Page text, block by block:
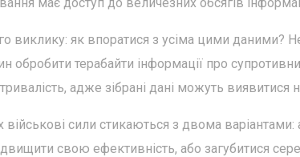
виклику: як впоратися з усіма цими даними?
обробити терабайти інформації про
адже зібрані дані можуть
військові сили стикаються з двома
свою ефективність, або загубитися